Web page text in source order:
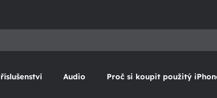
Audio Proč si koupit použitý